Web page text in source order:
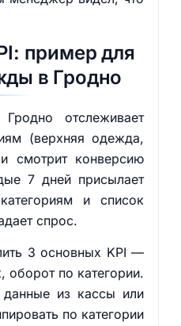
пример для
в Гродно
отслеживает
(верхняя одежда,
смотрит конверсию
7 дней присылает
и список
спрос.
3 основных KPI —
оборот по категории.
из кассы или
по категории